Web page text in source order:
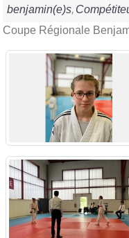
benjamin(e)s
Coupe Régionale